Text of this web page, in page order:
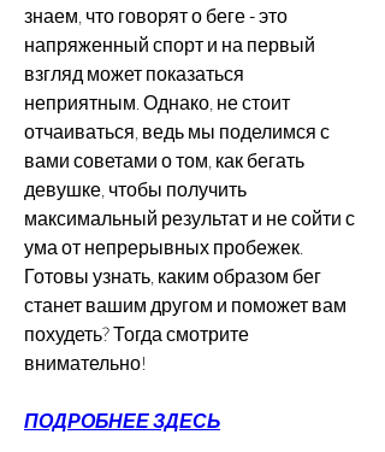
знаем, что говорят о беге - это
напряженный спорт и на первый
взгляд может показаться
неприятным. Однако, не стоит
отчаиваться, ведь мы поделимся с
вами советами о том, как бегать
девушке, чтобы получить
максимальный результат и не сойти с
ума от непрерывных пробежек.
Готовы узнать, каким образом бег
станет вашим другом и поможет вам
похудеть? Тогда смотрите
внимательно!
ПОДРОБНЕЕ ЗДЕСЬ